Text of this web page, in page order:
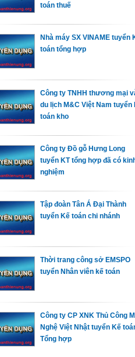
toán thuế
Nhà máy SX VINAME tuyển
toán tổng hợp
Công ty TNHH thương mại
du lịch M&C Việt Nam tuyển
toán kho
Công ty Đồ gỗ Hưng Long
tuyển KT tổng hợp đã có
nghiệm
Tập đoàn Tân Á Đại Thành
tuyển Kế toán chi nhánh
Thời trang công sở EMSPO
tuyển Nhân viên kế toán
Công ty CP XNK Thủ Công
Nghệ Việt Nhật tuyển Kế
Tổng hợp